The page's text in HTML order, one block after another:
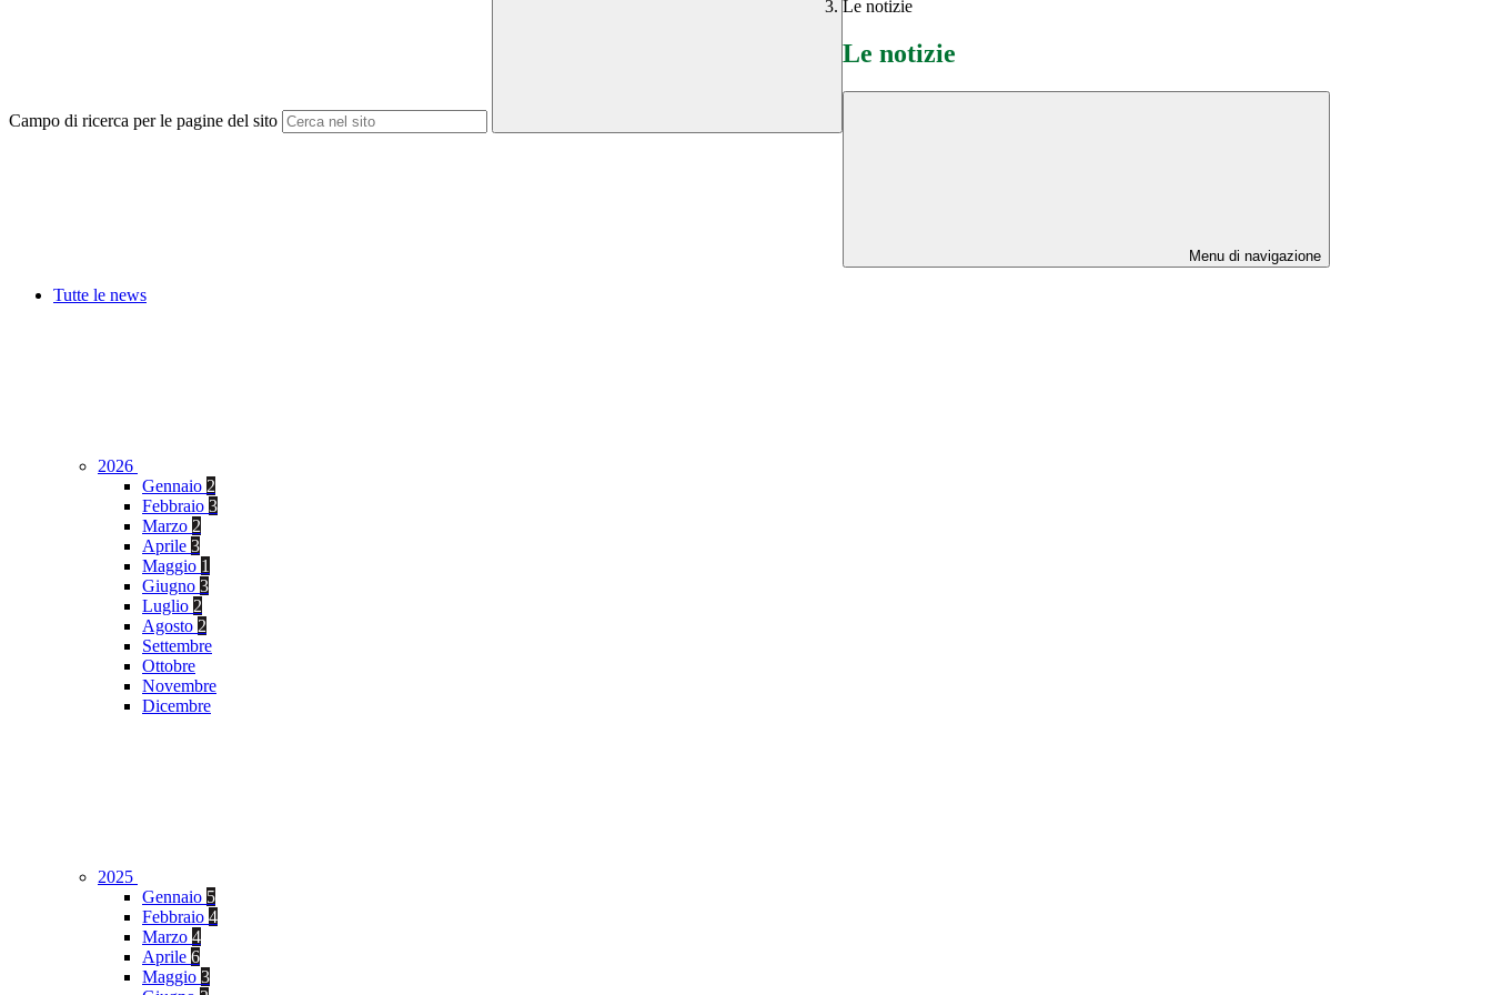
Campo di ricerca per le pagine del sito
Le notizie
Le notizie
Menu di navigazione
Tutte le news
2026
Gennaio 2
Febbraio 3
Marzo 2
Aprile 3
Maggio 1
Giugno 3
Luglio 2
Agosto 2
Settembre
Ottobre
Novembre
Dicembre
2025
Gennaio 5
Febbraio 4
Marzo 4
Aprile 6
Maggio 3